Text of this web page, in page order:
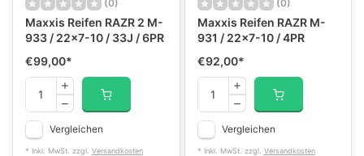
(0)
Maxxis Reifen RAZR 2 M-
933 / 22x7-10 / 33J / 6PR
€99,00*
Vergleichen
* Inkl. MwSt. zzgl. Versandkosten
(0)
Maxxis Reifen RAZR M-
931 / 22x7-10 / 4PR
€92,00*
Vergleichen
* Inkl. MwSt. zzgl. Versandkosten